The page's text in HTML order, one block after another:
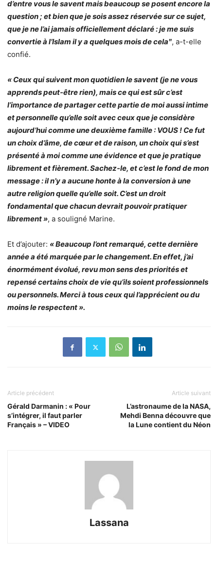
d’entre vous le savent mais beaucoup se posent encore la
question ; et bien que je sois assez réservée sur ce sujet,
que je ne l’ai jamais officiellement déclaré : je me suis
convertie à l’Islam il y a quelques mois de celaʺ, a-t-elle
confié.
« Ceux qui suivent mon quotidien le savent (je ne vous
apprends peut-être rien), mais ce qui est sûr c’est
l’importance de partager cette partie de moi aussi intime
et personnelle qu’elle soit avec ceux que je considère
aujourd’hui comme une deuxième famille : VOUS ! Ce fut
un choix d’âme, de cœur et de raison, un choix qui s’est
présenté à moi comme une évidence et que je pratique
librement et fièrement. Sachez-le, et c’est le fond de mon
message : il n’y a aucune honte à la conversion à une
autre religion quelle qu’elle soit. C’est un droit
fondamental que chacun devrait pouvoir pratiquer
librement », a souligné Marine.
Et d’ajouter: « Beaucoup l’ont remarqué, cette dernière
année a été marquée par le changement. En effet, j’ai
énormément évolué, revu mon sens des priorités et
repensé certains choix de vie qu’ils soient professionnels
ou personnels. Merci à tous ceux qui l’apprécient ou du
moins le respectent ».
Article précédent
Gérald Darmanin : « Pour
s’intégrer, il faut parler
Français » – VIDEO
Article suivant
L’astronaume de la NASA,
Mehdi Benna découvre que
la Lune contient du Néon
Lassana